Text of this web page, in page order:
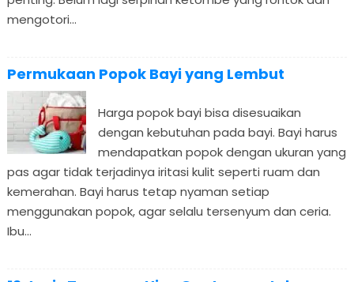
mengotori...
Permukaan Popok Bayi yang Lembut
Harga popok bayi bisa disesuaikan
dengan kebutuhan pada bayi. Bayi harus
mendapatkan popok dengan ukuran yang
pas agar tidak terjadinya iritasi kulit seperti ruam dan
kemerahan. Bayi harus tetap nyaman setiap
menggunakan popok, agar selalu tersenyum dan ceria.
Ibu...